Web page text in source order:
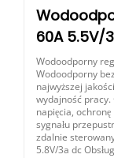
60A 5.5V/
Wodoodporny
Wodoodporny
najwyższej
wydajność
napięcia,
sygnału
zdalnie
5.8V/3a dc